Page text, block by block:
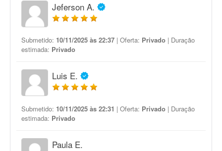
Jeferson A.
Submetido: 10/11/2025 às 22:37 | Oferta: Privado | Duração
estimada: Privado
Luis E.
Submetido: 10/11/2025 às 22:31 | Oferta: Privado | Duração
estimada: Privado
Paula E.